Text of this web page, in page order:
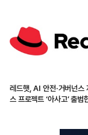
레드햇, AI 안전·거버넌스
스 프로젝트 ‘아사고’ 출범